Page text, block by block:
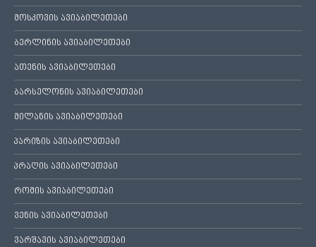
მოსკოვის ავიაბილეთები
ბერლინის ავიაბილეთები
ათენის ავიაბილეთები
ბარსელონის ავიაბილეთები
მილანის ავიაბილეთები
პარიზის ავიაბილეთები
პრაღის ავიაბილეთები
რომის ავიაბილეთები
ვენის ავიაბილეთები
ვარშავის ავიაბილეთები